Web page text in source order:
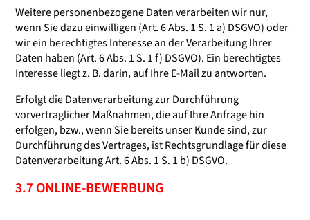
Weitere personenbezogene Daten verarbeiten wir nur,
wenn Sie dazu einwilligen (Art. 6 Abs. 1 S. 1 a) DSGVO) oder
wir ein berechtigtes Interesse an der Verarbeitung Ihrer
Daten haben (Art. 6 Abs. 1 S. 1 f) DSGVO). Ein berechtigtes
Interesse liegt z. B. darin, auf Ihre E-Mail zu antworten.
Erfolgt die Datenverarbeitung zur Durchführung
vorvertraglicher Maßnahmen, die auf Ihre Anfrage hin
erfolgen, bzw., wenn Sie bereits unser Kunde sind, zur
Durchführung des Vertrages, ist Rechtsgrundlage für diese
Datenverarbeitung Art. 6 Abs. 1 S. 1 b) DSGVO.
3.7 ONLINE-BEWERBUNG